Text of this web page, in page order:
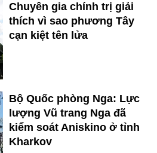
Chuyên gia chính trị giải
thích vì sao phương Tây
cạn kiệt tên lửa
Bộ Quốc phòng Nga: Lực
lượng Vũ trang Nga đã
kiểm soát Aniskino ở tỉnh
Kharkov